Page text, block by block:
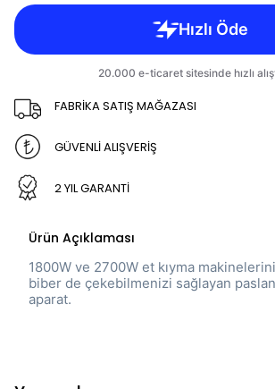
FABRİKA SATIŞ MAĞAZASI
GÜVENLİ ALIŞVERİŞ
2 YIL GARANTİ
Ürün Açıklaması
1800W ve 2700W et kıyma
biber de çekebilmenizi sağlayan
aparat.